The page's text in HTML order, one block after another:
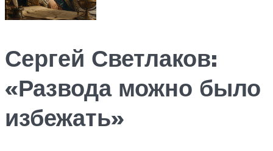
Сергей Светлаков:
«Развода можно было
избежать»